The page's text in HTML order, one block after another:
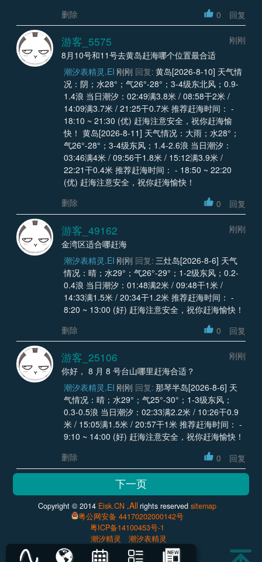
删除
0 回复
游客_5575
刚刚
8月10号和11号去黄岛赶海哪个位置最合适
潮汐表精灵.EI 刚刚 回复: 黄岛[2026-8-10] 天气情
况：阴；水28°；气26°-28°；3-4级东北风；0.9-
1.4浪 当日潮汐：02:49满3.8米 / 08:58干2米 /
14:09满3.7米 / 21:25干0.7米 推荐赶海时间： -
18:10 ~ 21:30 (优) 赶海注意安全，祝你赶海愉
快！ 黄岛[2026-8-11] 天气情况：大雨；水28°；
气26°-28°；3-4级东风；1.4-2.6浪 当日潮汐：
03:46满4米 / 09:56干1.8米 / 15:12满3.9米 /
22:21干0.4米 推荐赶海时间： - 18:50 ~ 22:20
(优) 赶海注意安全，祝你赶海愉快！
删除
0 回复
游客_49162
刚刚
金湾区适合哪赶海
潮汐表精灵.EI 刚刚 回复: 三灶岛[2026-8-6] 天气
情况：晴；水29°；气26°-29°；1-2级东风；0.2-
0.4浪 当日潮汐：01:48满2米 / 09:48干1米 /
14:33满1.5米 / 20:34干1.2米 推荐赶海时间： -
8:20 ~ 13:00 (好) 赶海注意安全，祝你赶海愉快！
删除
0 回复
游客_25106
刚刚
你好， 8 月 8 号台山哪里赶海合适？
潮汐表精灵.EI 刚刚 回复: 那琴半岛[2026-8-6] 天
气情况：晴；水29°；气25°-30°；1-3级东风；
0.3-0.5浪 当日潮汐：02:33满2.2米 / 10:26干0.9
米 / 15:05满1.5米 / 20:57干1米 推荐赶海时间： -
9:10 ~ 14:00 (好) 赶海注意安全，祝你赶海愉快！
删除
0 回复
Copyright © 2014 Eisk.CN .Allrights reservedsitemap
粤公网安备 44170202000142号
粤ICP备14100453号-1
潮汐精灵
潮汐表精灵